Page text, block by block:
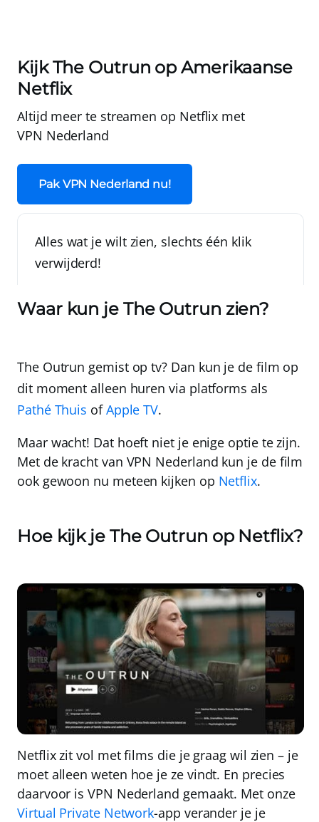
Kijk The Outrun op Amerikaanse
Netflix
Altijd meer te streamen op Netflix met
VPN Nederland
Pak VPN Nederland nu!
Alles wat je wilt zien, slechts één klik
verwijderd!
Waar kun je The Outrun zien?
The Outrun gemist op tv? Dan kun je de film op
dit moment alleen huren via platforms als
Pathé Thuis ofApple TV.
Maar wacht! Dat hoeft niet je enige optie te zijn.
Met de kracht van VPN Nederland kun je de film
ook gewoon nu meteen kijken op Netflix.
Hoe kijk je The Outrun op Netflix?
Netflix zit vol met films die je graag wil zien – je
moet alleen weten hoe je ze vindt. En precies
daarvoor isVPN Nederland gemaakt. Met onze
Virtual Private Network-app verander je je